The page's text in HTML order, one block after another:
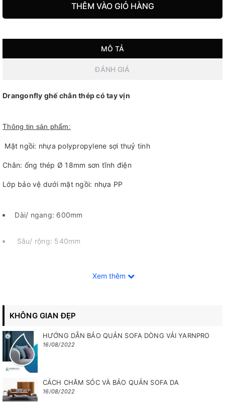
THÊM VÀO GIỎ HÀNG
MÔ TẢ
ĐÁNH GIÁ
Drangonfly ghế chân thép có tay vịn
Thông tin sản phẩm:
Mặt ngồi: nhựa polypropylene sợi thuỷ tinh
Chân: ống thép Ø 18mm sơn tĩnh điện
Lớp bảo vệ dưới mặt ngồi: nhựa PP
Dài/ ngang: 600mm
Sâu/ rộng: 540mm
Thông tin đóng gói sản phẩm:
Sâu/ rộng 675mm
Cao: 1000mm
Trọng lượng ghế: 7.6~8.3kg
Trọng lượng sau khi đóng gói: 25.2~36.0kg
Thể tích: 0.4m³
Qui cách đóng gói: 2 cái/ thùng
Xem thêm
KHÔNG GIAN ĐẸP
HƯỚNG DẪN BẢO QUẢN SOFA DÒNG VẢI YARNPRO
16/08/2022
CÁCH CHĂM SÓC VÀ BẢO QUẢN SOFA DA
16/08/2022